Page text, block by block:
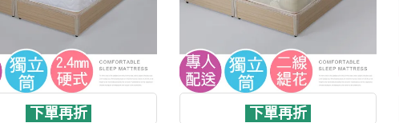
下單再折 下單再折